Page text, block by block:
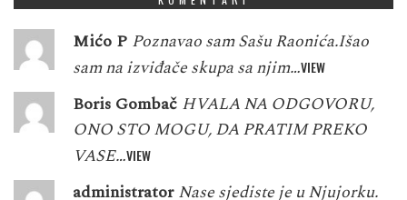
Mićo P Poznavao sam Sašu Raonića.Išao
sam na izviđače skupa sa njim…VIEW
Boris Gombač HVALA NA ODGOVORU,
ONO STO MOGU, DA PRATIM PREKO
VASE…VIEW
administrator Nase sjediste je u Njujorku.